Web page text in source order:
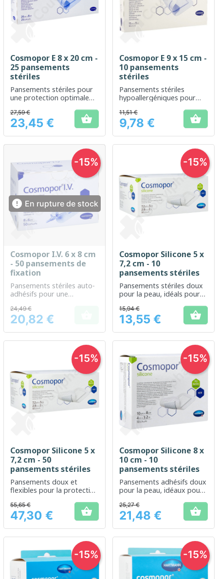
Cosmopor E 8 x 20 cm -
25 pansements
stériles
Pansements stériles pour
une protection optimale
Prix
27,59 €
23,45 € 
Cosmopor E 9 x 15 cm -
10 pansements
stériles
Pansements stériles
hypoallergéniques pour
des plaies
Prix
11,51 €
9,78 € 
 En rupture de stock
Cosmopor I.V. 6 x 8 cm
- 50 pansements de
fixation
Pansements stériles auto-
adhésifs pour une
plaies.
Prix
24,49 €
20,82 €
-15%
Cosmopor Silicone 5 x
7,2 cm - 10
pansements stériles
Pansements stériles doux
pour la peau, idéals pour
Prix
15,94 €
13,55 € 
-15%
Cosmopor Silicone 5 x
7,2 cm - 50
pansements stériles
Pansements doux et
flexibles pour la protection
Prix
55,65 €
47,30 € 
-15%
Cosmopor Silicone 8 x
10 cm - 10
pansements stériles
Pansements adhésifs doux
pour la peau, idéaux pour
Prix
25,27 €
21,48 € 
-15%
-15% -15%